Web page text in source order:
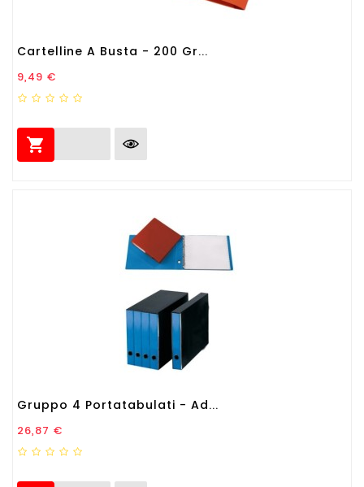
Cartelline A Busta - 200 Gr...
Prezzo
9,49 €

Gruppo 4 Portatabulati - Ad...
Prezzo
26,87 €